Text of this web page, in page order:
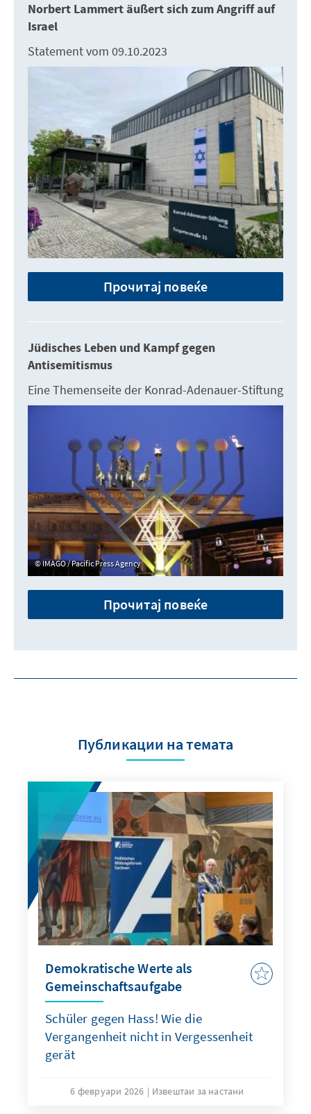
Norbert Lammert äußert sich zum Angriff auf
Israel
Statement vom 09.10.2023
Прочитај повеќе
Jüdisches Leben und Kampf gegen
Antisemitismus
Eine Themenseite der Konrad-Adenauer-Stiftung
IMAGO / Pacific Press Agency
Прочитај повеќе
Публикации на темата
Demokratische Werte als
Gemeinschaftsaufgabe
Schüler gegen Hass! Wie die
Vergangenheit nicht in Vergessenheit
gerät
6 февруари 2026 Извештаи за настани